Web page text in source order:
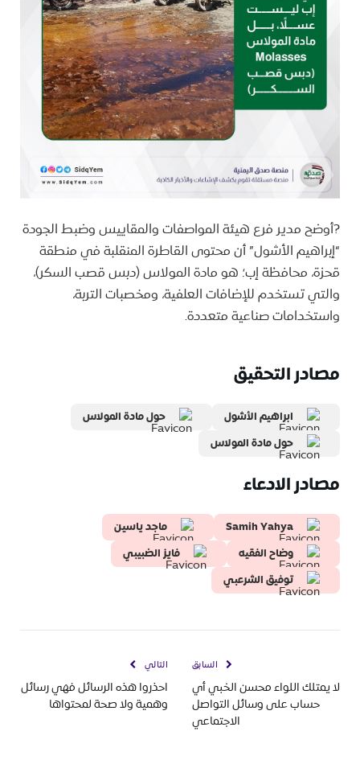
?أوضح مدير فرع هيئة المواصفات والمقاييس وضبط الجودة
“إبراهيم الأشول” أن محتوى القاطرة المنقلبة في منطقة
قحزة، محافظة إب؛ هو مادة المولاس (دبس قصب السكر)،
والتي تستخدم للإضافات العلفية، ومخصبات التربة،
واستخدامات صناعية متعددة.
مصادر التحقيق
ابراهيم الأشول
حول مادة المولاس
حول مادة المولاس
مصادر الادعاء
Samih Yahya
ماجد ياسين
وضاح الفقيه
فايز الضبيبي
توفيق الشرعبي
السابق
لا يمتلك اللواء محسن الخبي أي
حساب على وسائل التواصل
الاجتماعي
التالي
احذروا هذه الرسائل فهي رسائل
وهمية ولا صحة لمحتواها